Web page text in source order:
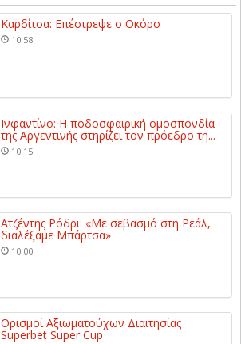
Καρδίτσα: Επέστρεψε ο Οκόρο
10:58
Ινφαντίνο: Η ποδοσφαιρική ομοσπονδία
της Αργεντινής στηρίζει τον πρόεδρο τη...
10:15
Ατζέντης Ρόδρι: «Με σεβασμό στη Ρεάλ,
διαλέξαμε Μπάρτσα»
10:00
Ορισμοί Αξιωματούχων Διαιτησίας
Superbet Super Cup